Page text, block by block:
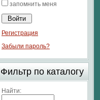
запомнить меня
Регистрация
Забыли пароль?
Фильтр по каталогу
Найти: